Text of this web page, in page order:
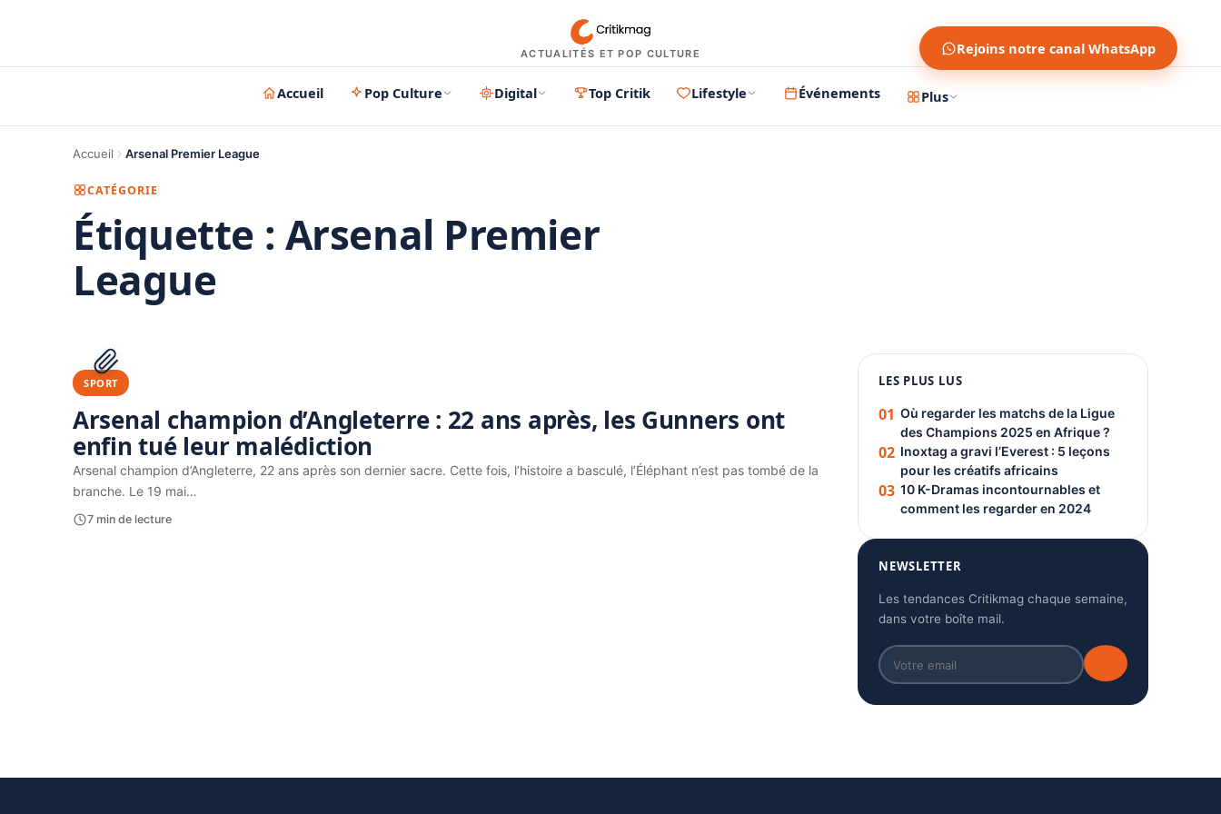
ACTUALITÉS ET POP CULTURE Rejoins notre canal WhatsApp
Accueil Pop Culture Digital Top Critik Lifestyle Événements Plus
Accueil Arsenal Premier League
CATÉGORIE
Étiquette : Arsenal Premier
League
SPORT
Arsenal champion d’Angleterre : 22 ans après, les Gunners ont
enfin tué leur malédiction
Arsenal champion d’Angleterre, 22 ans après son dernier sacre. Cette fois, l’histoire a basculé, l’Éléphant n’est pas tombé de la
branche. Le 19 mai…
7 min de lecture
PUBLICITÉ
LES PLUS LUS
01 Où regarder les matchs de la Ligue
des Champions 2025 en Afrique ?
02 Inoxtag a gravi l’Everest : 5 leçons
pour les créatifs africains
03 10 K-Dramas incontournables et
comment les regarder en 2024
NEWSLETTER
Les tendances Critikmag chaque semaine,
dans votre boîte mail.